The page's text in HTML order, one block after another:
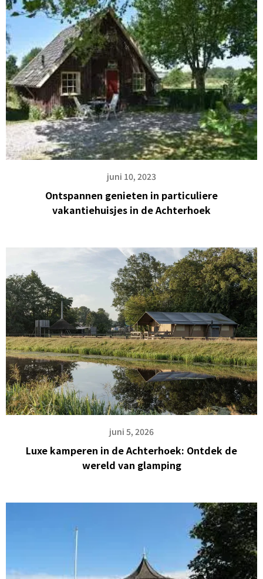
juni 10, 2023
Ontspannen genieten in particuliere
vakantiehuisjes in de Achterhoek
juni 5, 2026
Luxe kamperen in de Achterhoek: Ontdek de
wereld van glamping